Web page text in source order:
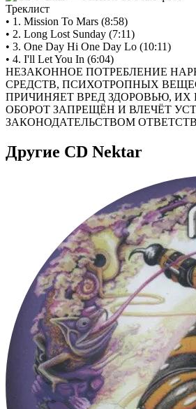
Треклист
• 1. Mission To Mars (8:58)
• 2. Long Lost Sunday (7:11)
• 3. One Day Hi One Day Lo (10:11)
• 4. I'll Let You In (6:04)
НЕЗАКОННОЕ ПОТРЕБЛЕНИЕ
СРЕДСТВ, ПСИХОТРОПНЫХ
ПРИЧИНЯЕТ ВРЕД ЗДОРОВЬЮ,
ОБОРОТ ЗАПРЕЩЁН И ВЛЕЧЁТ
ЗАКОНОДАТЕЛЬСТВОМ
Другие CD Nektar